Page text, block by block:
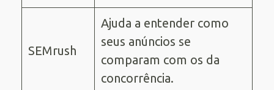
SEMrush
Ajuda a entender como
seus anúncios se
comparam com os da
concorrência.